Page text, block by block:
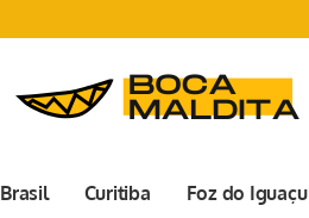
Brasil Curitiba Foz do Iguaçu